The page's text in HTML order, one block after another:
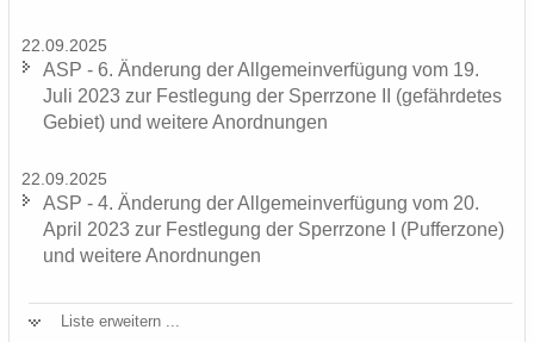
22.09.2025
ASP - 6. Än­de­rung der All­ge­mein­ver­fü­gung vom 19.
Juli 2023 zur Fest­le­gung der Sperr­zo­ne II (ge­fähr­de­tes
Ge­biet) und wei­te­re An­ord­nun­gen
22.09.2025
ASP - 4. Än­de­rung der All­ge­mein­ver­fü­gung vom 20.
April 2023 zur Fest­le­gung der Sperr­zo­ne I (Puf­fer­zo­ne)
und wei­te­re An­ord­nun­gen
Liste er­wei­tern ...